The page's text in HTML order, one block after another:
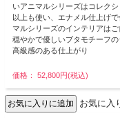
いアニマルシリーズはコレク
以上も使い、エナメル仕上げ
マルシリーズのインテリアは
穏やかで優しいブタモチーフ
高級感のある仕上がり
価格： 52,800円(税込)
お気に入